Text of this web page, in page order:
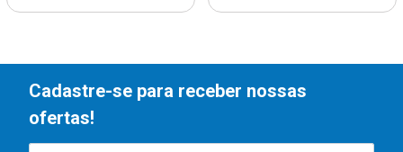
Cadastre-se para receber nossas
ofertas!